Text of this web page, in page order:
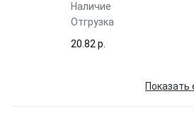
Наличие
Отгрузка
20.82 p.